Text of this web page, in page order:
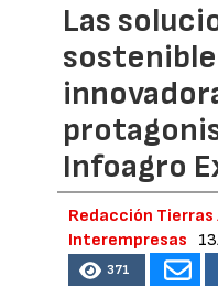
Las
Infoagro
Redacción Tierras
Interempresas
371